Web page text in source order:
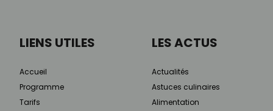
LIENS UTILES
Accueil
Programme
Tarifs
LES ACTUS
Actualités
Astuces culinaires
Alimentation